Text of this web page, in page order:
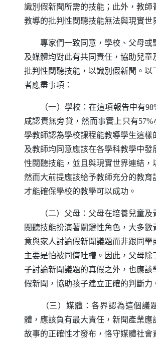
識別假新聞所需的技能；此外，教師
教導的批判性閱聽技能無法與現實世
專家們一致同意，學校、父母或
及媒體均對此有共同責任，協助兒童
批判性閱聽技能，以識別假新聞。以
者應盡事項：
（一）學校：在這項報告中有
咸認責無旁貸，然而事實上只有57%
學教師認為學校課程能教導學生這樣
及教師均同意應該在各學科教學中發
性閱聽技能，並且與現實世界連結，
然而大前提應該給予教師充分的教育
才能確保學校的教學可以成功。
（二）父母：父母在培養兒童及
閱聽技能扮演著關鍵性角色，大多數
意與家人討論假新聞議題而非跟同學
主要是怕被同儕吐槽。因此，父母除
子討論新聞議題的真假之外，也應該
假新聞，協助孩子建立正確的判斷力
（三）媒體：各界認為這個議
體，應該負有最大責任，新聞產業應
故事的正確性才發布，恪守媒體社會